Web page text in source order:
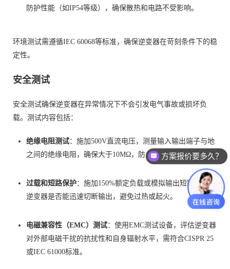
防护性能（如IP54等级），确保散热和电路不受影响。
环境测试需遵循IEC 60068等标准，确保逆变器在苛刻条件下的稳
定性。
安全测试
安全测试确保逆变器在异常情况下不会引发电气事故或损坏负
载。测试内容包括：
绝缘电阻测试：施加500V直流电压，测量输入输出端子与地
之间的绝缘电阻，确保大于10MΩ，防止漏电。
过载和短路保护：施加150%额定负载或模拟输出短路，验证
逆变器是否能迅速切断输出，避免过热或起火。
电磁兼容性（EMC）测试：使用EMC测试设备，评估逆变器
对外部电磁干扰的抗扰性和自身辐射水平，需符合CISPR 25
或IEC 61000标准。
方案报价要多久？